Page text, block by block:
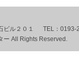
ル２０１
TEL： 0193-
ー All Rights Reserved.